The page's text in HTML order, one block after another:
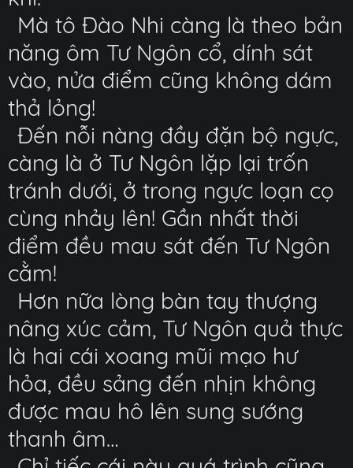
Mà tô Đào Nhi càng là theo bản
năng ôm Tư Ngôn cổ, dính sát
vào, nửa điểm cũng không dám
thả lỏng!
Đến nỗi nàng đầy đặn bộ ngực,
càng là ở Tư Ngôn lặp lại trốn
tránh dưới, ở trong ngực loạn cọ
cùng nhảy lên! Gần nhất thời
điểm đều mau sát đến Tư Ngôn
cằm!
Hơn nữa lòng bàn tay thượng
nâng xúc cảm, Tư Ngôn quả thực
là hai cái xoang mũi mạo hư
hỏa, đều sảng đến nhịn không
được mau hô lên sung sướng
thanh âm…